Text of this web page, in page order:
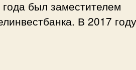
был заместителем
В 2017 году